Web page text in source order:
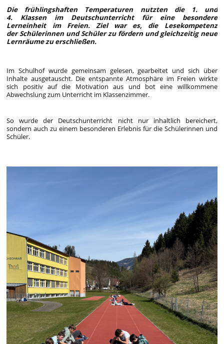
Die frühlingshaften Temperaturen nutzten die 1. und
4. Klassen im Deutschunterricht für eine besondere
Lerneinheit im Freien. Ziel war es, die Lesekompetenz
der Schülerinnen und Schüler zu fördern und gleichzeitig neue
Lernräume zu erschließen.
Im Schulhof wurde gemeinsam gelesen, gearbeitet und sich über
Inhalte ausgetauscht. Die entspannte Atmosphäre im Freien wirkte
sich positiv auf die Motivation aus und bot eine willkommene
Abwechslung zum Unterricht im Klassenzimmer.
So wurde der Deutschunterricht nicht nur inhaltlich bereichert,
sondern auch zu einem besonderen Erlebnis für die Schülerinnen und
Schüler.